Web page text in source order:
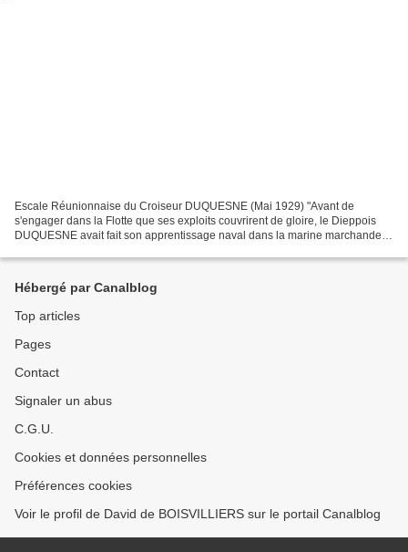
Escale Réunionnaise du Croiseur DUQUESNE (Mai 1929) "Avant de
s'engager dans la Flotte que ses exploits couvrirent de gloire, le Dieppois
DUQUESNE avait fait son apprentissage naval dans la marine marchande &
Hébergé par Canalblog
Top articles
Pages
Contact
Signaler un abus
C.G.U.
Cookies et données personnelles
Préférences cookies
Voir le profil de David de BOISVILLIERS sur le portail Canalblog